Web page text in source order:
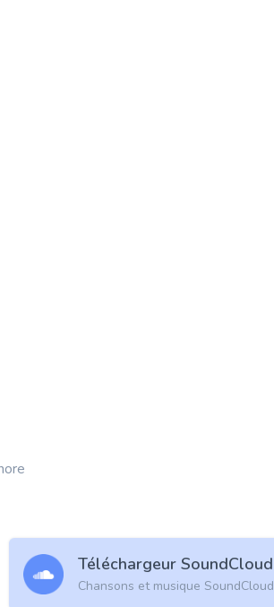
Téléchargeur SoundCloud
Chansons et musique SoundCloud